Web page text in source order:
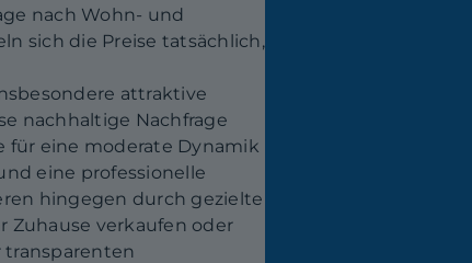
nach Wohn- und
sich die Preise tatsächlich,
attraktive
nachhaltige Nachfrage
für eine moderate Dynamik
eine professionelle
hingegen durch gezielte
Zuhause verkaufen oder
transparenten